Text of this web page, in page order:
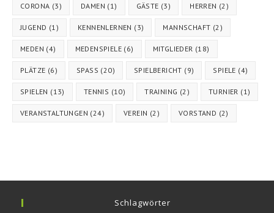
CORONA (3) DAMEN (1) GÄSTE (3) HERREN (2)
JUGEND (1) KENNENLERNEN (3) MANNSCHAFT (2)
MEDEN (4) MEDENSPIELE (6) MITGLIEDER (18)
PLÄTZE (6) SPASS (20) SPIELBERICHT (9) SPIELE (4)
SPIELEN (13) TENNIS (10) TRAINING (2) TURNIER (1)
VERANSTALTUNGEN (24) VEREIN (2) VORSTAND (2)
Schlagwörter